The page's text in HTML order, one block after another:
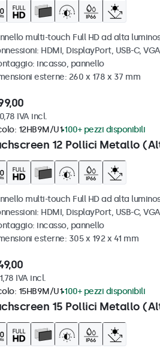
multi-touch Full HD ad alta
HDMI, DisplayPort, USB-C, VGA
incasso, pannello
esterne: 260 x 178 x 37 mm
IVA incl.
12 Pollici Metallo
12HB9M/U1 100+ pezzi disponibili
multi-touch Full HD ad alta
HDMI, DisplayPort, USB-C, VGA
incasso, pannello
esterne: 305 x 192 x 41 mm
IVA incl.
15 Pollici Metallo
15HB9M/U1 100+ pezzi disponibili